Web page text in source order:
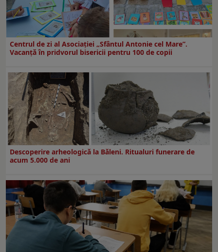
Centrul de zi al Asociației „Sfântul Antonie cel Mare”.
Vacanță în pridvorul bisericii pentru 100 de copii
Descoperire arheologică la Băleni. Ritualuri funerare de
acum 5.000 de ani